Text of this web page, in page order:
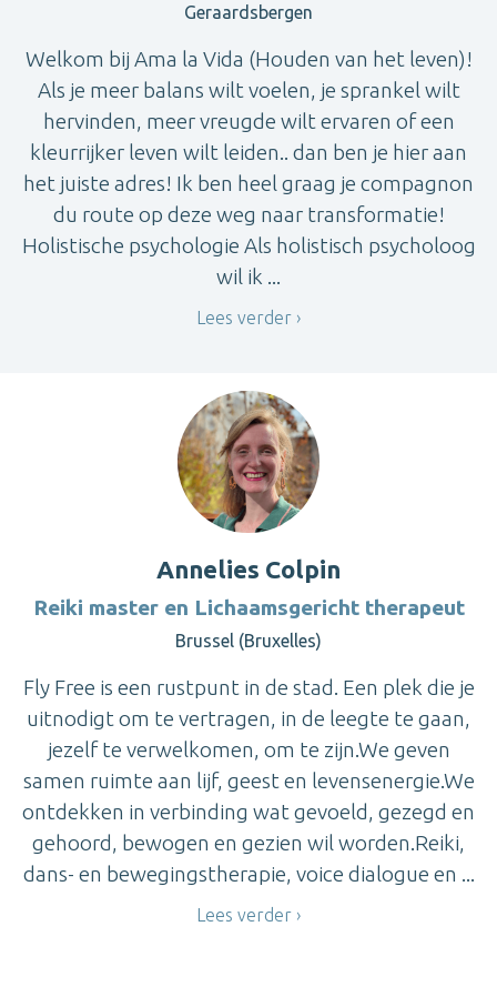
Geraardsbergen
Welkom bij Ama la Vida (Houden van het leven)!
Als je meer balans wilt voelen, je sprankel wilt
hervinden, meer vreugde wilt ervaren of een
kleurrijker leven wilt leiden.. dan ben je hier aan
het juiste adres! Ik ben heel graag je compagnon
du route op deze weg naar transformatie!
Holistische psychologie Als holistisch psycholoog
wil ik ...
Lees verder
Annelies Colpin
Reiki master en Lichaamsgericht therapeut
Brussel (Bruxelles)
Fly Free is een rustpunt in de stad. Een plek die je
uitnodigt om te vertragen, in de leegte te gaan,
jezelf te verwelkomen, om te zijn.We geven
samen ruimte aan lijf, geest en levensenergie.We
ontdekken in verbinding wat gevoeld, gezegd en
gehoord, bewogen en gezien wil worden.Reiki,
dans- en bewegingstherapie, voice dialogue en ...
Lees verder